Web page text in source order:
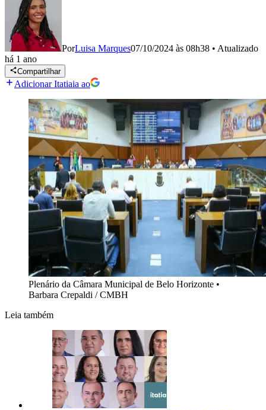
PorLuisa Marques07/10/2024 às 08h38 • Atualizado
há 1 ano
Compartilhar
Adicionar Itatiaia ao
Plenário da Câmara Municipal de Belo Horizonte •
Barbara Crepaldi / CMBH
Leia também